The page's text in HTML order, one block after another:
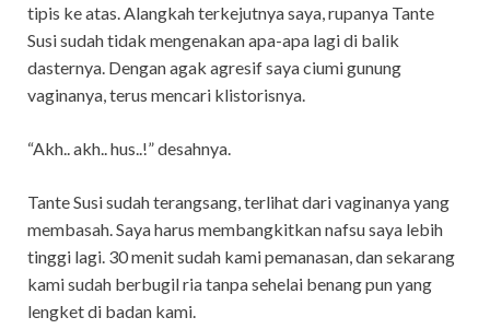
tipis ke atas. Alangkah terkejutnya saya, rupanya Tante
Susi sudah tidak mengenakan apa-apa lagi di balik
dasternya. Dengan agak agresif saya ciumi gunung
vaginanya, terus mencari klistorisnya.
“Akh.. akh.. hus..!” desahnya.
Tante Susi sudah terangsang, terlihat dari vaginanya yang
membasah. Saya harus membangkitkan nafsu saya lebih
tinggi lagi. 30 menit sudah kami pemanasan, dan sekarang
kami sudah berbugil ria tanpa sehelai benang pun yang
lengket di badan kami.